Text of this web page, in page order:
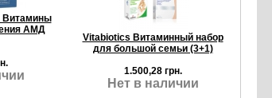
Витамины
АМД
Vitabiotics Витаминный набор
для большой семьи (3+1)
1.500,28 грн.
Нет в наличии